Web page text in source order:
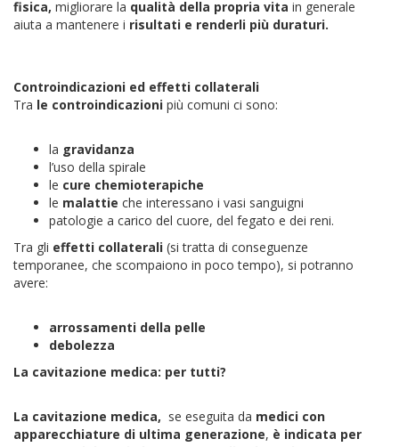
fisica, migliorare la qualità della propria vita in generale
aiuta a mantenere i risultati e renderli più duraturi.
Controindicazioni ed effetti collaterali
Tra le controindicazioni più comuni ci sono:
la gravidanza
l’uso della spirale
le cure chemioterapiche
le malattie che interessano i vasi sanguigni
patologie a carico del cuore, del fegato e dei reni.
Tra gli effetti collaterali (si tratta di conseguenze
temporanee, che scompaiono in poco tempo), si potranno
avere:
arrossamenti della pelle
debolezza
La cavitazione medica: per tutti?
La cavitazione medica, se eseguita da medici con
apparecchiature di ultima generazione, è indicata per